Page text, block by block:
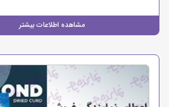
مشاهده اطلاعات بیشتر